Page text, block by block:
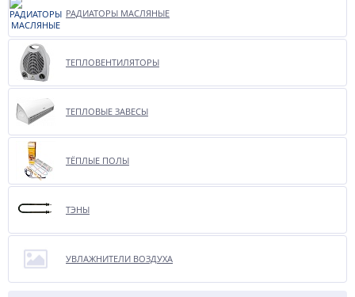
РАДИАТОРЫ МАСЛЯНЫЕ
ТЕПЛОВЕНТИЛЯТОРЫ
ТЕПЛОВЫЕ ЗАВЕСЫ
ТЁПЛЫЕ ПОЛЫ
ТЭНЫ
УВЛАЖНИТЕЛИ ВОЗДУХА